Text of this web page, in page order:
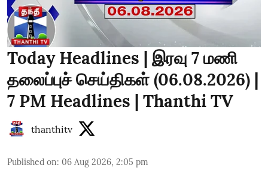
Today Headlines | இரவு 7 மணி
தலைப்புச் செய்திகள் (06.08.2026) |
7 PM Headlines | Thanthi TV
thanthitv
Published on: 06 Aug 2026, 2:05 pm